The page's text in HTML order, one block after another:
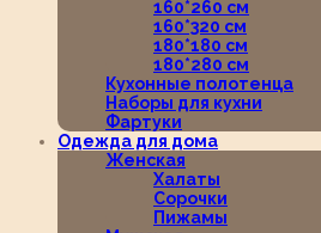
160*260 см
160*320 см
180*180 см
180*280 см
Кухонные полотенца
Наборы для кухни
Фартуки
Одежда для дома
Женская
Халаты
Сорочки
Пижамы